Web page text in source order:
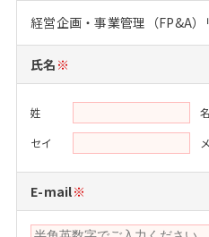
MBAを生かす求人特集
年齢と年収の相関図
経営企画・事業管理（FP&A
氏名 ※
姓
名
セイ
E-mail※